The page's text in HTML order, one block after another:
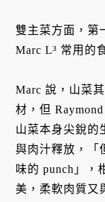
雙主菜方面，第
Marc L³ 常用的
Marc 說，山菜
材，但
山菜本身尖銳的
與肉汁釋放，「
味的 punch」，
美，柔軟肉質又